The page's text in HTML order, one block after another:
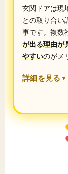
玄関ドアは現
との取り合い
事です。複数
が出る理由が
やすいのがメ
詳細を見る ▼